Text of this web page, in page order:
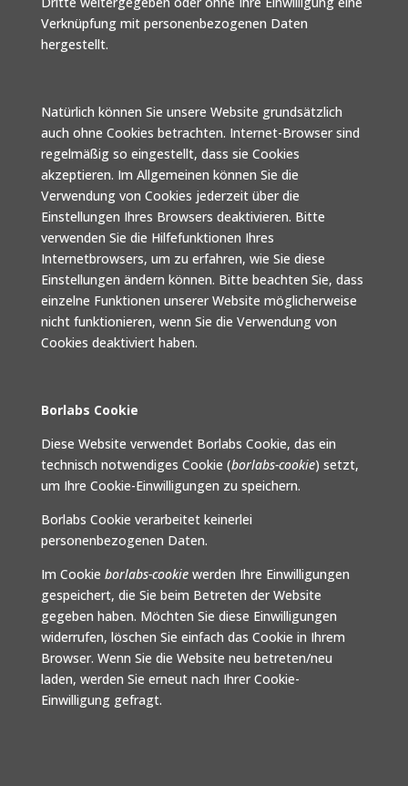
Verknüpfung mit personenbezogenen Daten
hergestellt.
Natürlich können Sie unsere Website grundsätzlich
auch ohne Cookies betrachten. Internet-Browser sind
regelmäßig so eingestellt, dass sie Cookies
akzeptieren. Im Allgemeinen können Sie die
Verwendung von Cookies jederzeit über die
Einstellungen Ihres Browsers deaktivieren. Bitte
verwenden Sie die Hilfefunktionen Ihres
Internetbrowsers, um zu erfahren, wie Sie diese
Einstellungen ändern können. Bitte beachten Sie, dass
einzelne Funktionen unserer Website möglicherweise
nicht funktionieren, wenn Sie die Verwendung von
Cookies deaktiviert haben.
Borlabs Cookie
Diese Website verwendet Borlabs Cookie, das ein
technisch notwendiges Cookie (borlabs-cookie) setzt,
um Ihre Cookie-Einwilligungen zu speichern.
Borlabs Cookie verarbeitet keinerlei
personenbezogenen Daten.
Im Cookie borlabs-cookiewerden Ihre Einwilligungen
gespeichert, die Sie beim Betreten der Website
gegeben haben. Möchten Sie diese Einwilligungen
widerrufen, löschen Sie einfach das Cookie in Ihrem
Browser. Wenn Sie die Website neu betreten/neu
laden, werden Sie erneut nach Ihrer Cookie-
Einwilligung gefragt.